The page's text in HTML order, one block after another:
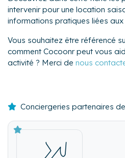
intervenir pour une location
informations pratiques liées
Vous souhaitez être référencé
comment Cocoonr peut vous
activité ? Merci de nous
Conciergeries partenaires